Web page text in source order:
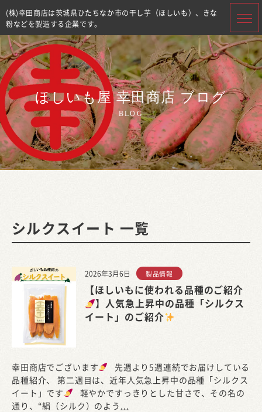
(株)幸田商店は茨城県ひたちなか市の干し芋（ほしいも）、きな
粉などを製造する企業です。
ほしいも屋 幸田商店 ブログ
BLOG
シルクスイート 一覧
2026年3月6日 製品情報
【ほしいもに使われる品種のご紹介
】人気急上昇中の品種「シルクス
イート」のご紹介
幸田商店でございます
先週より5週連続でお届けしている
品種紹介、 第二週目は、近年人気急上昇中の品種「シルクス
イート」です
軽やかですっきりとした甘さで、その名の
通り、“絹（シルク）のよう